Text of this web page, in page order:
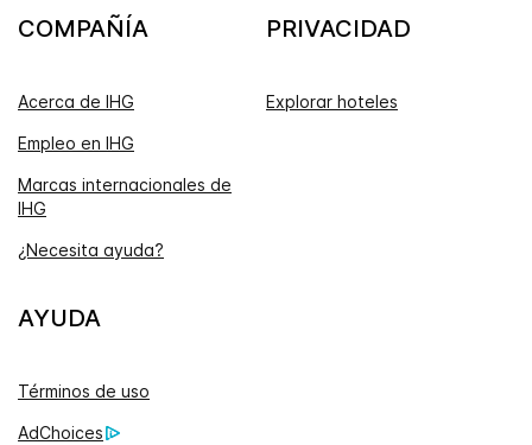
COMPAÑÍA
Acerca de IHG
Empleo en IHG
Marcas internacionales de
IHG
¿Necesita ayuda?
PRIVACIDAD
Explorar hoteles
AYUDA
Términos de uso
AdChoices